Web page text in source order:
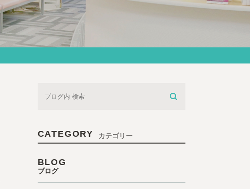
CATEGORY カテゴリー
BLOG
ブログ